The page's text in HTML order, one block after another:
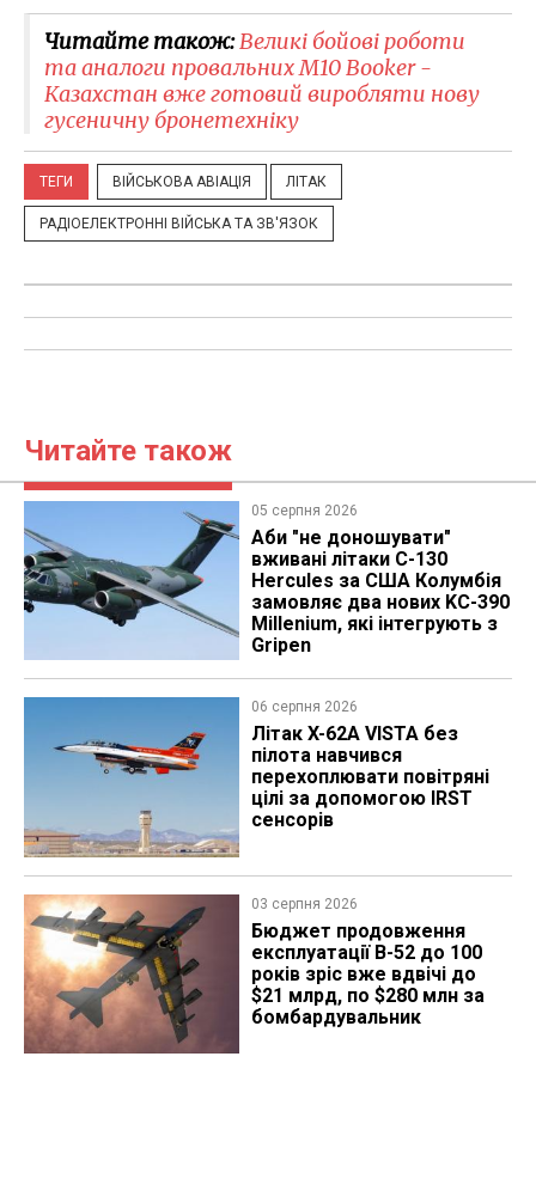
Читайте також:Великі бойові роботи
та аналоги провальних M10 Booker -
Казахстан вже готовий виробляти нову
гусеничну бронетехніку
ТЕГИ ВІЙСЬКОВА АВІАЦІЯ ЛІТАК
РАДІОЕЛЕКТРОННІ ВІЙСЬКА ТА ЗВ'ЯЗОК
Читайте також
05 серпня 2026
Аби "не доношувати"
вживані літаки C-130
Hercules за США Колумбія
замовляє два нових KC-390
Millenium, які інтегрують з
Gripen
06 серпня 2026
Літак X-62A VISTA без
пілота навчився
перехоплювати повітряні
цілі за допомогою IRST
сенсорів
03 серпня 2026
Бюджет продовження
експлуатації B-52 до 100
років зріс вже вдвічі до
$21 млрд, по $280 млн за
бомбардувальник